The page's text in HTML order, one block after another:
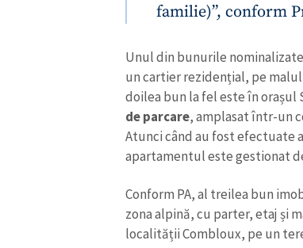
familie)”, conform
Unul din bunurile
un cartier rezidențial, pe
doilea bun la fel este în orașul
de parcare, amplasat într-un
Atunci când au fost efectuate
apartamentul este gestionat
Conform PA, al treilea bun
zona alpină, cu parter, etaj și
localității Combloux, pe un
ȘTIREA MEA
Titlu